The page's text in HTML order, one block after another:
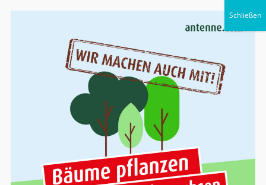
Steuerberater
Dennis Schmidt
Telefon 0551 – 522 06 0 · info@steuerbuero-
goettingen.de
nach: